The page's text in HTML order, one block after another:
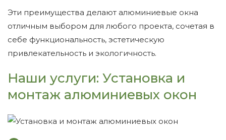
Эти преимущества делают алюминиевые окна
отличным выбором для любого проекта, сочетая в
себе функциональность, эстетическую
привлекательность и экологичность.
Наши услуги: Установка и
монтаж алюминиевых окон